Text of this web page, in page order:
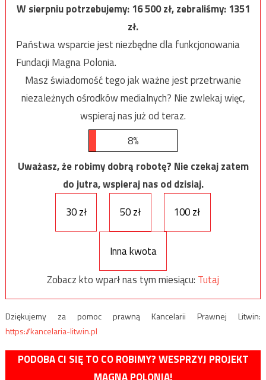
W sierpniu potrzebujemy:16 500zł, zebraliśmy:1351
zł.
Państwa wsparcie jest niezbędne dla funkcjonowania
Fundacji Magna Polonia.
Masz świadomość tego jak ważne jest przetrwanie
niezależnych ośrodków medialnych? Nie zwlekaj więc,
wspieraj nas już od teraz.
8%
Uważasz, że robimy dobrą robotę? Nie czekaj zatem
do jutra, wspieraj nas od dzisiaj.
30 zł
50 zł 100 zł
Inna kwota
Zobacz kto wparł nas tym miesiącu: Tutaj
Dziękujemy za pomoc prawną Kancelarii Prawnej Litwin:
https://kancelaria-litwin.pl
PODOBA CI SIĘ TO CO ROBIMY? WESPRZYJ PROJEKT